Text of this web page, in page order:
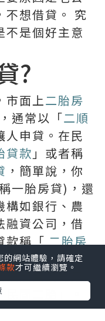
不想借貸。 究
不是個好主意
?
市面上二胎房
通常以「二順
人申貸。在民
貸款 」或者稱
，簡單說，你
一胎房貸)，還
構如銀行、農
融資公司，借
款稱「二胎房
請二胎貸款俗
融資公司用
間二胎」。
度轉趨嚴
網站體驗，請確定
款才可繼續瀏覽。